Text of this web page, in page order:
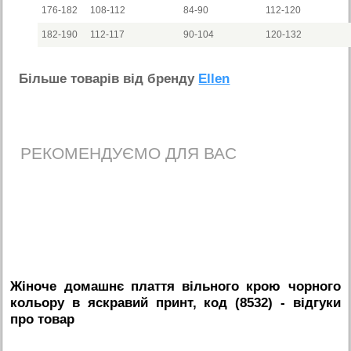
176-182 108-112 84-90 112-120
182-190 112-117 90-104 120-132
Бiльше товарiв вiд бренду Ellen
РЕКОМЕНДУЄМО ДЛЯ ВАС
Жіноче домашнє плаття вільного крою чорного
кольору в яскравий принт, код (8532) - вiдгуки
про товар